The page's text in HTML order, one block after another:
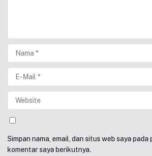
Simpan nama, email, dan situs web saya pada
komentar saya berikutnya.